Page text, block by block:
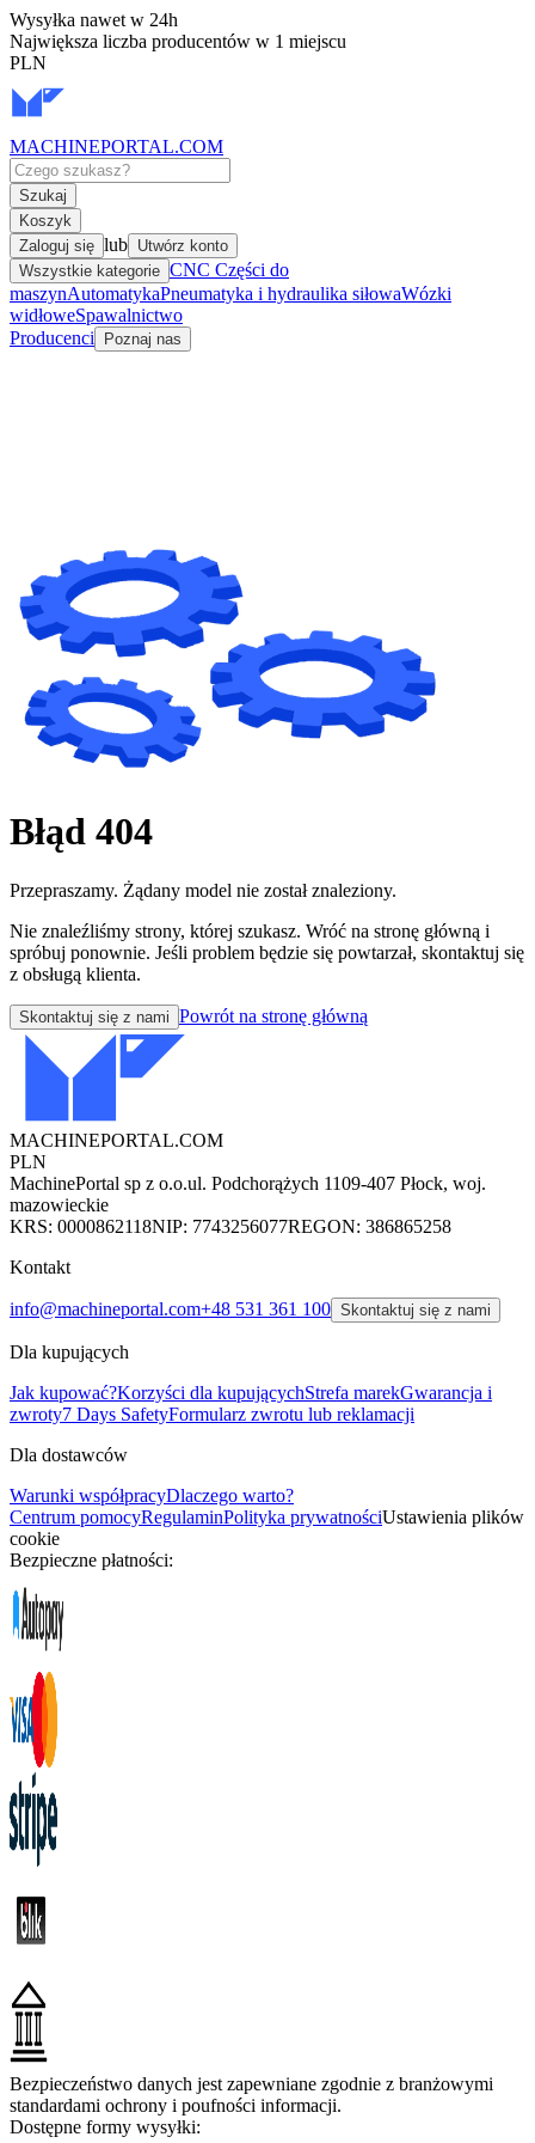
Wysyłka nawet w 24h
Największa liczba producentów w 1 miejscu
PLN
MACHINEPORTAL.COM
Szukaj
Koszyk
Zaloguj się lub Utwórz konto
Wszystkie kategorie CNC Części do
maszynAutomatykaPneumatyka i hydraulika siłowaWózki
widłoweSpawalnictwo
Producenci
Poznaj nas
Błąd 404
Przepraszamy. Żądany model nie został znaleziony.
Nie znaleźliśmy strony, której szukasz. Wróć na stronę główną i
spróbuj ponownie. Jeśli problem będzie się powtarzał, skontaktuj się
z obsługą klienta.
Skontaktuj się z nami Powrót na stronę główną
MACHINEPORTAL.COM
PLN
MachinePortal sp z o.o.ul. Podchorążych 1109-407 Płock, woj.
mazowieckie
KRS: 0000862118NIP: 7743256077REGON: 386865258
Kontakt
info@machineportal.com+48 531 361 100 Skontaktuj się z nami
Dla kupujących
Jak kupować?Korzyści dla kupującychStrefa marekGwarancja i
zwroty7 Days SafetyFormularz zwrotu lub reklamacji
Dla dostawców
Warunki współpracyDlaczego warto?
Centrum pomocyRegulaminPolityka prywatnościUstawienia plików
cookie
Bezpieczne płatności:
Bezpieczeństwo danych jest zapewniane zgodnie z branżowymi
standardami ochrony i poufności informacji.
Dostępne formy wysyłki: